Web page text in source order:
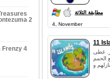
2
Frenzy 4
مطابقة الثلاثة
4, November
11
غطى
الحمم